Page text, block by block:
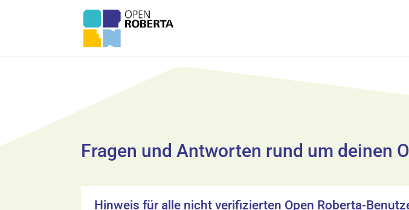
Fragen und Antworten rund um deinen
Hinweis für alle nicht verifizierten Open Roberta-